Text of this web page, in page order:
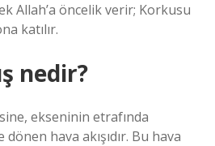
Allah’a öncelik verir; Korkusu
katılır.
nedir?
ekseninin etrafında
hava akışıdır. Bu hava